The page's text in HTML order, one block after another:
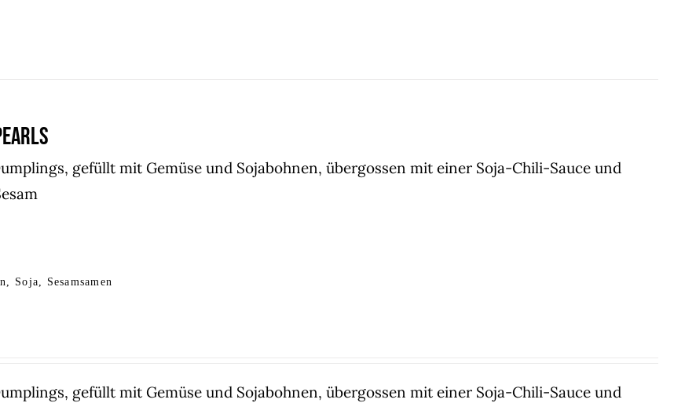
gefüllt mit Gemüse und Sojabohnen, übergossen mit einer Soja-Chili-Sauce und
Soja, Sesamsamen
gefüllt mit Gemüse und Sojabohnen, übergossen mit einer Soja-Chili-Sauce und